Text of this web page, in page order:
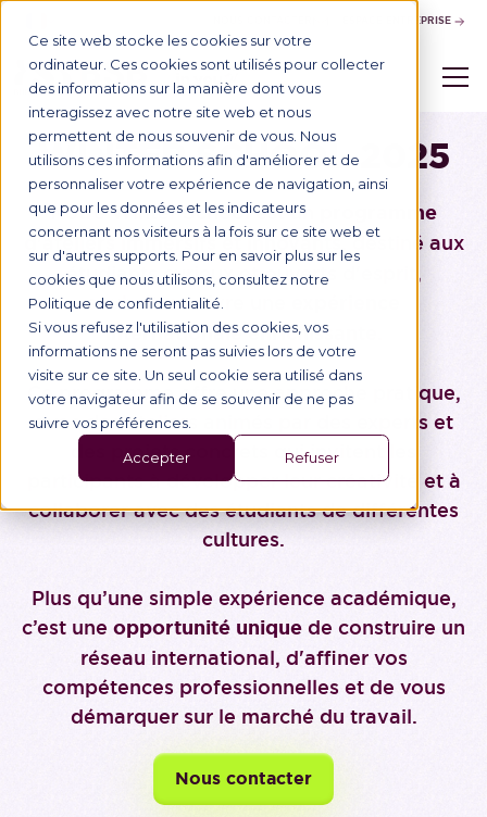
Ce site web stocke les cookies sur votre
ordinateur. Ces cookies sont utilisés pour collecter
des informations sur la manière dont vous
interagissez avec notre site web et nous
permettent de nous souvenir de vous. Nous
utilisons ces informations afin d'améliorer et de
personnaliser votre expérience de navigation, ainsi
que pour les données et les indicateurs
concernant nos visiteurs à la fois sur ce site web et
sur d'autres supports. Pour en savoir plus sur les
cookies que nous utilisons, consultez notre
Politique de confidentialité.
Si vous refusez l'utilisation des cookies, vos
informations ne seront pas suivies lors de votre
visite sur ce site. Un seul cookie sera utilisé dans
votre navigateur afin de se souvenir de ne pas
suivre vos préférences.
Accepter Refuser
ESPACE ENTREPRISE
WINTER SCHOOL 2025
Notre Winter School est un
programme
d'ateliers immersifs et innovants, destiné aux
étudiants curieux et ouverts d'esprit,
souhaitant vivre une
internationale enrichissante
Ce programme offre une approche pratique,
avec des ateliers animés par des experts et
des projets concrets qui invitent les
participants à développer leur créativité et à
collaborer avec des étudiants de différentes
cultures.
Plus qu’une simple expérience académique,
c’est une opportunité unique de construire un
réseau international, d'affiner vos
compétences professionnelles et de vous
démarquer sur le marché du travail.
Nous contacter